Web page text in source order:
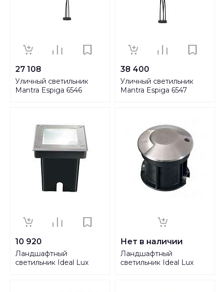
27 108
Уличный светильник
Mantra Espiga 6546
38 400
Уличный светильник
Mantra Espiga 6547
10 920
Ландшафтный
светильник Ideal Lux
Нет в наличии
Ландшафтный
светильник Ideal Lux